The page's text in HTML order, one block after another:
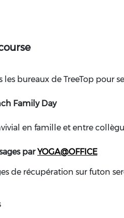
les bureaux de TreeTop pour
Family Day
en famille et entre
parYOGA@OFFICE
de récupération sur futon